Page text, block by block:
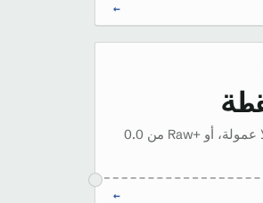
←
Standard من 1.2 نقطة بلا عمولة، أو Raw+‎ من 0.0
←